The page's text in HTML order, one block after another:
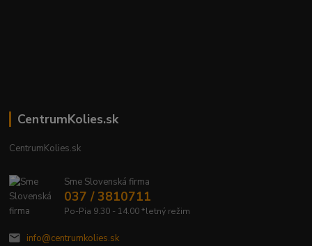
CentrumKolies.sk
CentrumKolies.sk
Sme Slovenská firma
037 / 3810711
Po-Pia 9.30 - 14.00 *letný režim
info@centrumkolies.sk